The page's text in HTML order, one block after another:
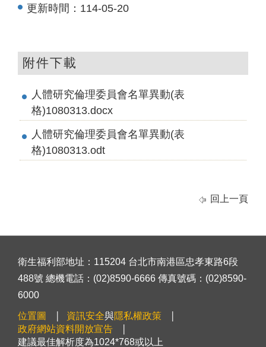
更新時間： 114-05-20
附件下載
人體研究倫理委員會名單異動(表
格)1080313.docx
人體研究倫理委員會名單異動(表
格)1080313.odt
回上一頁
衛生福利部地址：115204 台北市南港區忠孝東路6段
488號 總機電話：(02)8590-6666 傳真號碼：(02)8590-
6000
位置圖 資訊安全與隱私權政策
政府網站資料開放宣告
建議最佳解析度為1024*768或以上